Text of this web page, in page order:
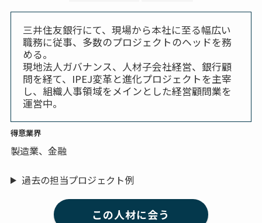
三井住友銀行にて、現場から本社に至る幅広い
職務に従事、多数のプロジェクトのヘッドを務
める。
現地法人ガバナンス、人材子会社経営、銀行顧
問を経て、IPEJ変革と進化プロジェクトを主宰
し、組織人事領域をメインとした経営顧問業を
運営中。
得意業界
製造業、金融
過去の担当プロジェクト例
この人材に会う